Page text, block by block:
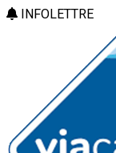
INFOLETTRE